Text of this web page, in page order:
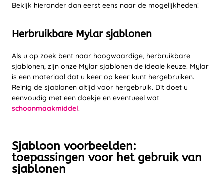
Bekijk hieronder dan eerst eens naar de mogelijkheden!
Herbruikbare Mylar sjablonen
Als u op zoek bent naar hoogwaardige, herbruikbare
sjablonen, zijn onze Mylar sjablonen de ideale keuze. Mylar
is een materiaal dat u keer op keer kunt hergebruiken.
Reinig de sjablonen altijd voor hergebruik. Dit doet u
eenvoudig met een doekje en eventueel wat
schoonmaakmiddel.
Sjabloon voorbeelden:
toepassingen voor het gebruik van
sjablonen